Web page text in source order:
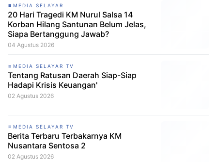
MEDIA SELAYAR
20 Hari Tragedi KM Nurul Salsa 14
Korban Hilang Santunan Belum Jelas,
Siapa Bertanggung Jawab?
04 Agustus 2026
MEDIA SELAYAR TV
Tentang Ratusan Daerah Siap-Siap
Hadapi Krisis Keuangan'
02 Agustus 2026
MEDIA SELAYAR TV
Berita Terbaru Terbakarnya KM
Nusantara Sentosa 2
02 Agustus 2026